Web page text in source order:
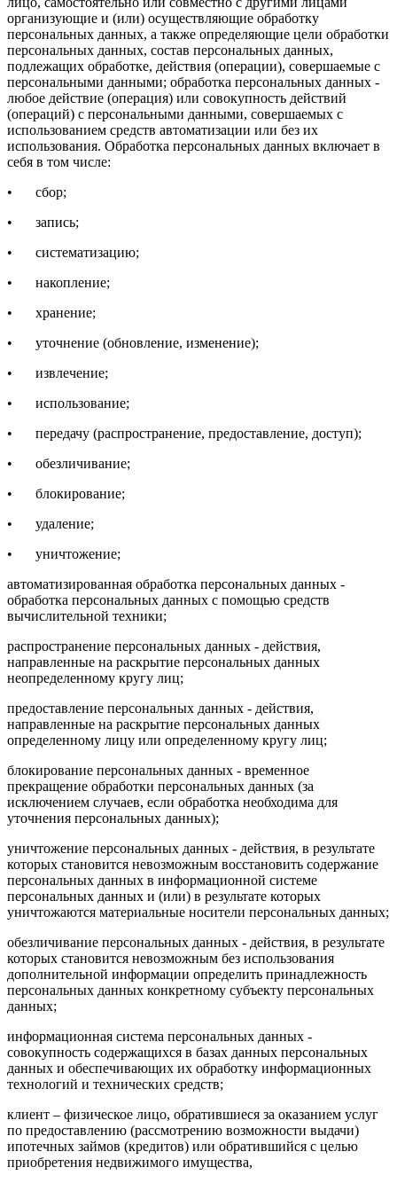
организующие и (или) осуществляющие обработку
персональных данных, а также определяющие цели обработки
персональных данных, состав персональных данных,
подлежащих обработке, действия (операции), совершаемые с
персональными данными; обработка персональных данных -
любое действие (операция) или совокупность действий
(операций) с персональными данными, совершаемых с
использованием средств автоматизации или без их
использования. Обработка персональных данных включает в
себя в том числе:
•
сбор;
•
запись;
•
систематизацию;
•
накопление;
•
хранение;
•
уточнение (обновление, изменение);
•
извлечение;
•
использование;
•
передачу (распространение, предоставление, доступ);
•
обезличивание;
•
блокирование;
•
удаление;
•
уничтожение;
автоматизированная обработка персональных данных -
обработка персональных данных с помощью средств
вычислительной техники;
распространение персональных данных - действия,
направленные на раскрытие персональных данных
неопределенному кругу лиц;
предоставление персональных данных - действия,
направленные на раскрытие персональных данных
определенному лицу или определенному кругу лиц;
блокирование персональных данных - временное
прекращение обработки персональных данных (за
исключением случаев, если обработка необходима для
уточнения персональных данных);
уничтожение персональных данных - действия, в результате
которых становится невозможным восстановить содержание
персональных данных в информационной системе
персональных данных и (или) в результате которых
уничтожаются материальные носители персональных данных;
обезличивание персональных данных - действия, в результате
которых становится невозможным без использования
дополнительной информации определить принадлежность
персональных данных конкретному субъекту персональных
данных;
информационная система персональных данных -
совокупность содержащихся в базах данных персональных
данных и обеспечивающих их обработку информационных
технологий и технических средств;
клиент – физическое лицо, обратившиеся за оказанием услуг
по предоставлению (рассмотрению возможности выдачи)
ипотечных займов (кредитов) или обратившийся с целью
приобретения недвижимого имущества,